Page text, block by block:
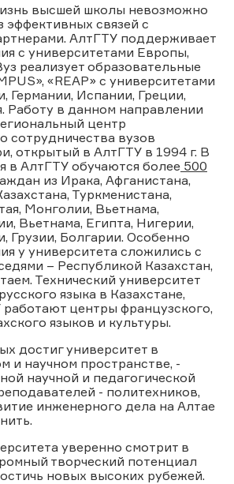
высшей школы невозможно
эффективных связей с
АлтГТУ поддерживает
с университетами Европы,
реализует образовательные
«REAP» с университетами
Германии, Испании, Греции,
Работу в данном направлении
центр
сотрудничества вузов
открытый в АлтГТУ в 1994 г. В
в АлтГТУ обучаются более 500
из Ирака, Афганистана,
Туркменистана,
Монголии, Вьетнама,
Вьетнама, Египта, Нигерии,
Грузии, Болгарии. Особенно
у университета сложились с
– Республикой Казахстан,
Технический университет
языка в Казахстане,
центры французского,
языков и культуры.
достиг университет в
и научном пространстве, -
научной и педагогической
- политехников,
инженерного дела на Алтае
уверенно смотрит в
творческий потенциал
новых высоких рубежей.